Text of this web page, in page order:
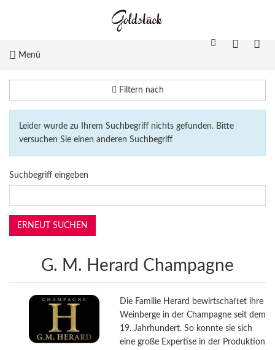
Menü
Filtern nach
Leider wurde zu Ihrem Suchbegriff nichts gefunden. Bitte
versuchen Sie einen anderen Suchbegriff
Suchbegriff eingeben
G. M. Herard Champagne
Die Familie Herard bewirtschaftet ihre
Weinberge in der Champagne seit dem
19. Jahrhundert. So konnte sie sich
eine große Expertise in der Produktion